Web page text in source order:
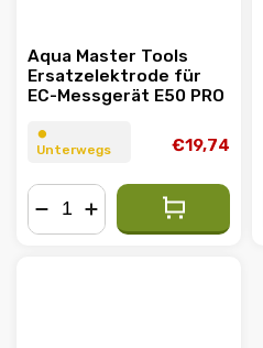
Aqua Master Tools
Ersatzelektrode für
EC-Messgerät E50 PRO
⏺︎
Unterwegs
€19,74